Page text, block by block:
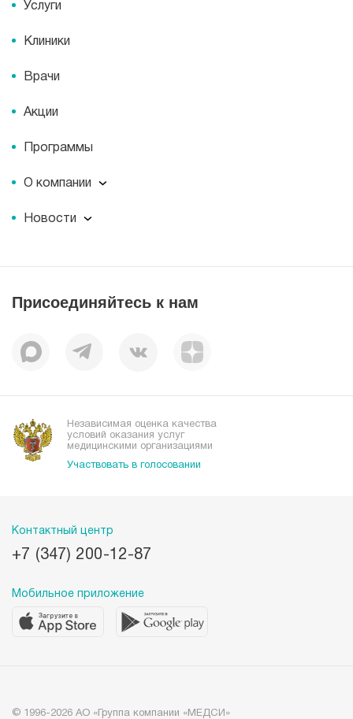
Услуги
Клиники
Врачи
Акции
Программы
О компании
О компании
Пациентам
Миссия
Корпоративная социальная ответственность
Наши преимущества
Новости
Пресс-центр
Присоединяйтесь к нам
Независимая оценка качества
условий оказания услуг
медицинскими организациями
Участвовать в голосовании
Контактный центр
+7 (347) 200-12-87
Мобильное приложение
© 1996-2026 АО «Группа компании «МЕДСИ»